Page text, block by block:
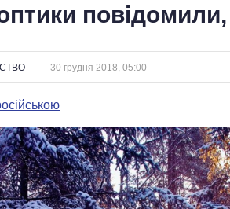
30 грудня 2018, 05:00